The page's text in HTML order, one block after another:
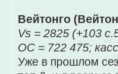
Вейтонго
Vs = 2825 (+103
ОС = 722 475;
Уже в прошлом